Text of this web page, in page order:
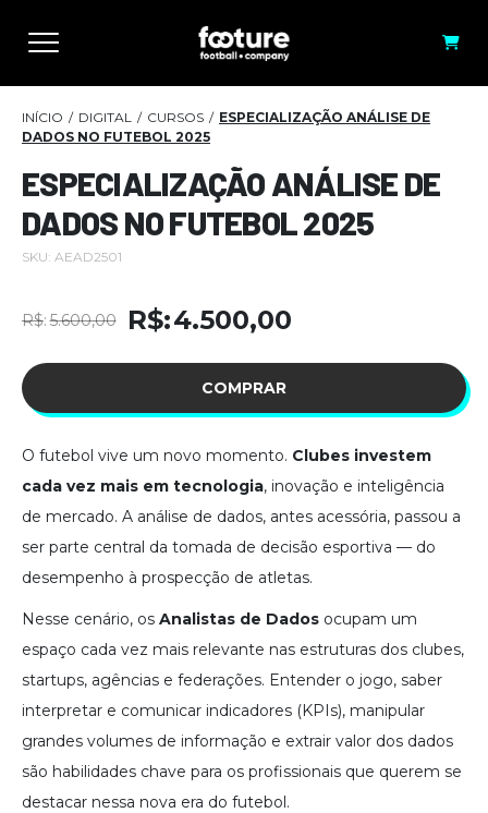
INÍCIO DIGITAL CURSOS
ESPECIALIZAÇÃO ANÁLISE DE
DADOS NO FUTEBOL 2025
ESPECIALIZAÇÃO ANÁLISE DE
DADOS NO FUTEBOL 2025
SKU: AEAD2501
R$ 5.600,00
preço
original
R$5.600,00.
R$ 4.500,00
preço
atual
R$4.500,00.
COMPRAR
O futebol vive um novo momento. Clubes investem
cada vez mais em tecnologia, inovação e inteligência
de mercado. A análise de dados, antes acessória, passou a
ser parte central da tomada de decisão esportiva — do
desempenho à prospecção de atletas.
Nesse cenário, os Analistas de Dados ocupam um
espaço cada vez mais relevante nas estruturas dos clubes,
startups, agências e federações. Entender o jogo, saber
interpretar e comunicar indicadores (KPIs), manipular
grandes volumes de informação e extrair valor dos dados
são habilidades chave para os profissionais que querem se
destacar nessa nova era do futebol.